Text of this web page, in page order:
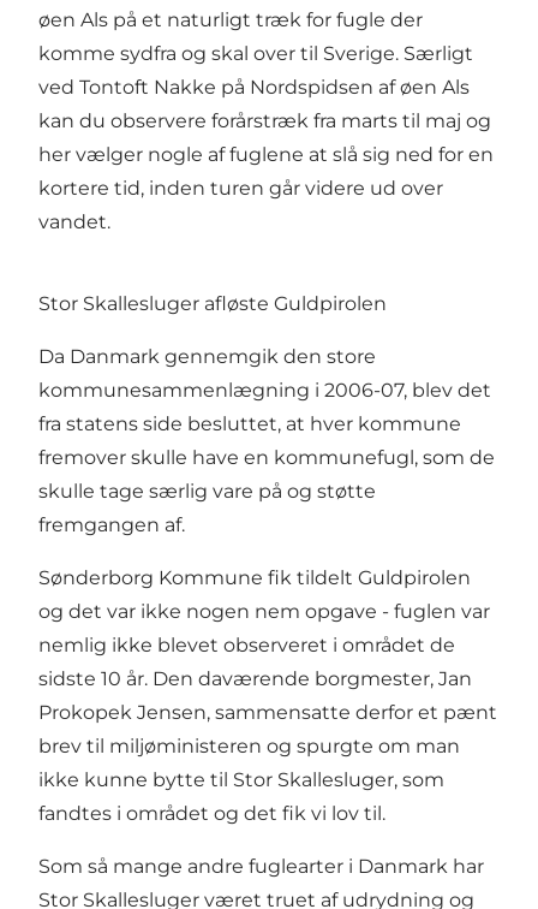
øen Als på et naturligt træk for fugle der
komme sydfra og skal over til Sverige. Særligt
ved Tontoft Nakke på Nordspidsen af øen Als
kan du observere forårstræk fra marts til maj og
her vælger nogle af fuglene at slå sig ned for en
kortere tid, inden turen går videre ud over
vandet.
Stor Skallesluger afløste Guldpirolen
Da Danmark gennemgik den store
kommunesammenlægning i 2006-07, blev det
fra statens side besluttet, at hver kommune
fremover skulle have en kommunefugl, som de
skulle tage særlig vare på og støtte
fremgangen af.
Sønderborg Kommune fik tildelt Guldpirolen
og det var ikke nogen nem opgave - fuglen var
nemlig ikke blevet observeret i området de
sidste 10 år. Den daværende borgmester, Jan
Prokopek Jensen, sammensatte derfor et pænt
brev til miljøministeren og spurgte om man
ikke kunne bytte til Stor Skallesluger, som
fandtes i området og det fik vi lov til.
Som så mange andre fuglearter i Danmark har
Stor Skallesluger været truet af udrydning og